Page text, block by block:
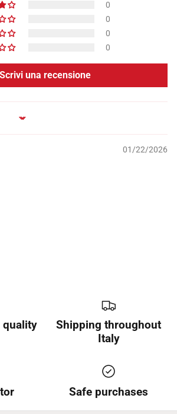
0
0
0
0
Scrivi una recensione
01/22/2026
quality
Shipping throughout
Italy
Safe purchases